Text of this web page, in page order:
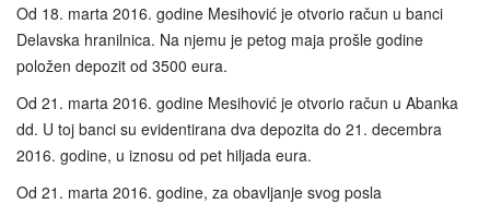
Od 18. marta 2016. godine Mesihović je otvorio račun u banci
Delavska hranilnica. Na njemu je petog maja prošle godine
položen depozit od 3500 eura.
Od 21. marta 2016. godine Mesihović je otvorio račun u Abanka
dd. U toj banci su evidentirana dva depozita do 21. decembra
2016. godine, u iznosu od pet hiljada eura.
Od 21. marta 2016. godine, za obavljanje svog posla